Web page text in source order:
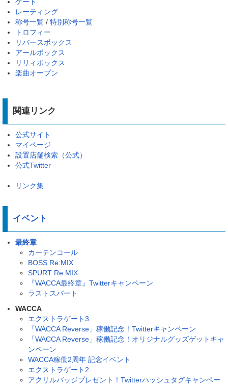
ゲート
レーティング
称号一覧 / 特別称号一覧
トロフィー
リバースボックス
アールボックス
リリィボックス
楽曲オープン
関連リンク
公式サイト
マイページ
設置店舗検索（公式）
公式Twitter
リンク集
イベント
最終章
カーテンコール
BOSS Re:MIX
SPURT Re:MIX
『WACCA最終章』Twitterキャンペーン
ラストスパート
WACCA
エクストラゲート3
「WACCA Reverse」稼働記念！Twitterキャンペーン
「WACCA Reverse」稼働記念！オリジナルグッズゲットキャ
ンペーン
WACCA稼働2周年 記念イベント
エクストラゲート2
アクリルバッジプレゼント！Twitterハッシュタグキャンペー